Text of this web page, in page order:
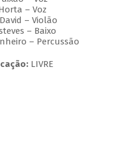
– Voz
– Violão
– Baixo
– Percussão
LIVRE